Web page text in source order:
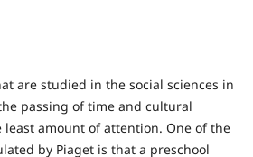
are studied in the social sciences in
passing of time and cultural
amount of attention. One of the
by Piaget is that a preschool